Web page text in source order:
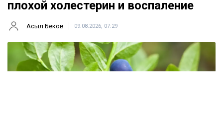
плохой холестерин и воспаление
Асыл Беков 09.08.2026, 07:29